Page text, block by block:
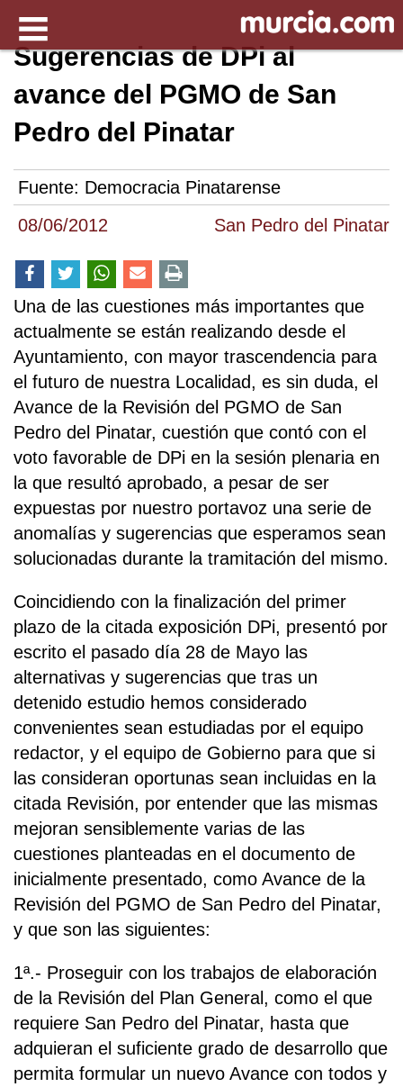
08/06/2012 San Pedro del Pinatar
Sugerencias de DPi al
avance del PGMO de San
Pedro del Pinatar
Fuente: Democracia Pinatarense
Una de las cuestiones más importantes que
actualmente se están realizando desde el
Ayuntamiento, con mayor trascendencia para
el futuro de nuestra Localidad, es sin duda, el
Avance de la Revisión del PGMO de San
Pedro del Pinatar, cuestión que contó con el
voto favorable de DPi en la sesión plenaria en
la que resultó aprobado, a pesar de ser
expuestas por nuestro portavoz una serie de
anomalías y sugerencias que esperamos sean
solucionadas durante la tramitación del mismo.
Coincidiendo con la finalización del primer
plazo de la citada exposición DPi, presentó por
escrito el pasado día 28 de Mayo las
alternativas y sugerencias que tras un
detenido estudio hemos considerado
convenientes sean estudiadas por el equipo
redactor, y el equipo de Gobierno para que si
las consideran oportunas sean incluidas en la
citada Revisión, por entender que las mismas
mejoran sensiblemente varias de las
cuestiones planteadas en el documento de
inicialmente presentado, como Avance de la
Revisión del PGMO de San Pedro del Pinatar,
y que son las siguientes:
1ª.- Proseguir con los trabajos de elaboración
de la Revisión del Plan General, como el que
requiere San Pedro del Pinatar, hasta que
adquieran el suficiente grado de desarrollo que
permita formular un nuevo Avance con todos y